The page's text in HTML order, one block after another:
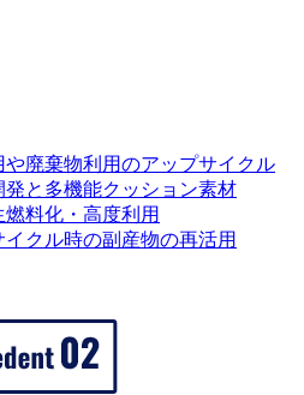
や廃棄物利用のアップサイクル
発と多機能クッション素材
料化・高度利用
クル時の副産物の再活用